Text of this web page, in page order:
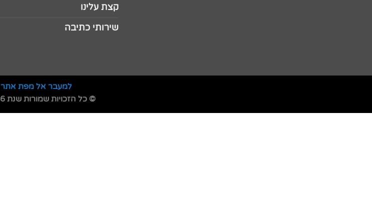
קצת עלינו
שירותי כתיבה
למעבר אל מפת אתר
© כל הזכויות שמורות שנת 2026 ©